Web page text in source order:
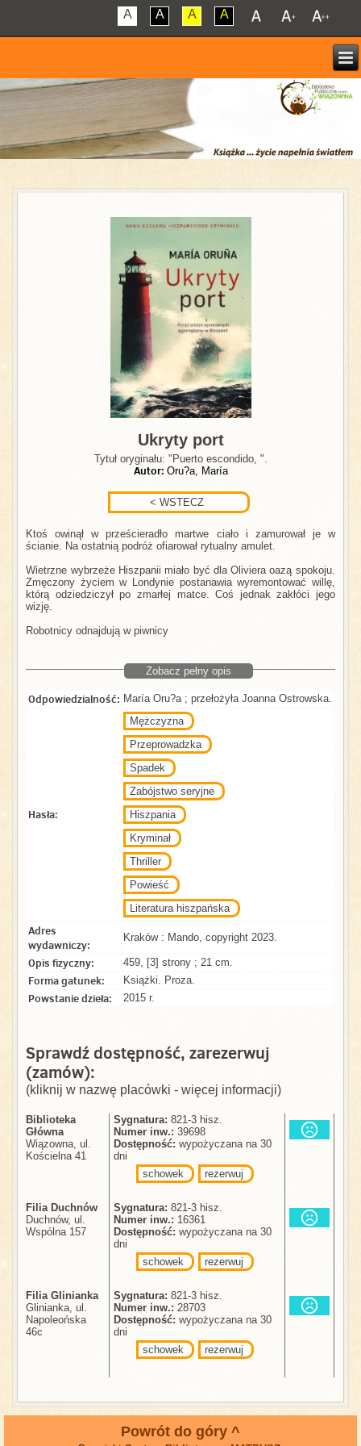
A A A A
Ukryty port
Tytuł oryginału: "Puerto escondido, ".
Autor: Oru?a, María
Ktoś owinął w prześcieradło martwe ciało i zamurował je w
ścianie. Na ostatnią podróż ofiarował rytualny amulet.
Wietrzne wybrzeże Hiszpanii miało być dla Oliviera oazą spokoju.
Zmęczony życiem w Londynie postanawia wyremontować willę,
którą odziedziczył po zmarłej matce. Coś jednak zakłóci jego
wizję.
Robotnicy odnajdują w piwnicy
Zobacz pełny opis
Odpowiedzialność: María Oru?a ; przełożyła Joanna Ostrowska.
Hasła:
Mężczyzna
Przeprowadzka
Spadek
Zabójstwo seryjne
Hiszpania
Kryminał
Thriller
Powieść
Literatura hiszpańska
Adres
wydawniczy:
Kraków : Mando, copyright 2023.
Opis fizyczny: 459, [3] strony ; 21 cm.
Forma gatunek: Książki. Proza.
Powstanie dzieła: 2015 r.
Sprawdź dostępność, zarezerwuj
(zamów):
(kliknij w nazwę placówki - więcej informacji)
Biblioteka
Główna
Wiązowna, ul.
Kościelna 41
Sygnatura: 821-3 hisz.
Numer inw.: 39698
Dostępność: wypożyczana na 30
dni
schowek
rezerwuj
Filia Duchnów
Duchnów, ul.
Wspólna 157
Sygnatura: 821-3 hisz.
Numer inw.: 16361
Dostępność: wypożyczana na 30
dni
schowek
rezerwuj
Filia Glinianka
Glinianka, ul.
Napoleońska
46c
Sygnatura: 821-3 hisz.
Numer inw.: 28703
Dostępność: wypożyczana na 30
dni
schowek
rezerwuj
Powrót do góry ^